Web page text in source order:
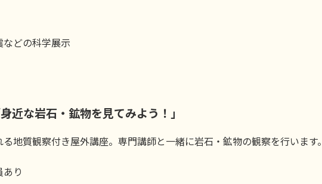
どの科学展示
近な岩石・鉱物を見てみよう！」
地質観察付き屋外講座。専門講師と一緒に岩石・鉱物の観察を行います。
あり